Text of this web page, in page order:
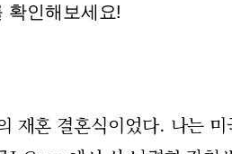
확인해보세요!
재혼 결혼식이었다. 나는